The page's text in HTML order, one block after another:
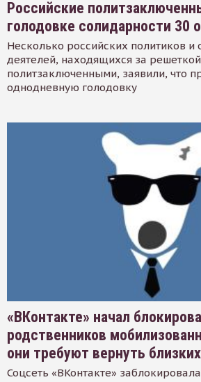
Российские
голодовке солидарности 30
Несколько российских политиков
деятелей, находящихся за
политзаключенными, заявили, что
однодневную голодовку
«ВКонтакте» начал
родственников
они требуют вернуть
Соцсеть «ВКонтакте»